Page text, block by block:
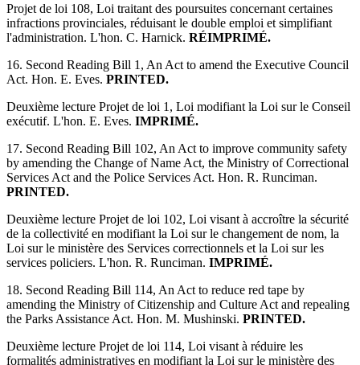
Projet de loi 108, Loi traitant des poursuites concernant certaines
infractions provinciales, réduisant le double emploi et simplifiant
l'administration. L'hon. C. Harnick. RÉIMPRIMÉ.
16. Second Reading Bill 1, An Act to amend the Executive Council
Act. Hon. E. Eves. PRINTED.
Deuxième lecture Projet de loi 1, Loi modifiant la Loi sur le Conseil
exécutif. L'hon. E. Eves. IMPRIMÉ.
17. Second Reading Bill 102, An Act to improve community safety
by amending the Change of Name Act, the Ministry of Correctional
Services Act and the Police Services Act. Hon. R. Runciman.
PRINTED.
Deuxième lecture Projet de loi 102, Loi visant à accroître la sécurité
de la collectivité en modifiant la Loi sur le changement de nom, la
Loi sur le ministère des Services correctionnels et la Loi sur les
services policiers. L'hon. R. Runciman. IMPRIMÉ.
18. Second Reading Bill 114, An Act to reduce red tape by
amending the Ministry of Citizenship and Culture Act and repealing
the Parks Assistance Act. Hon. M. Mushinski. PRINTED.
Deuxième lecture Projet de loi 114, Loi visant à réduire les
formalités administratives en modifiant la Loi sur le ministère des